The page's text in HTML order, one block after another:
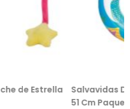
de Estrella
Salvavidas
51 Cm